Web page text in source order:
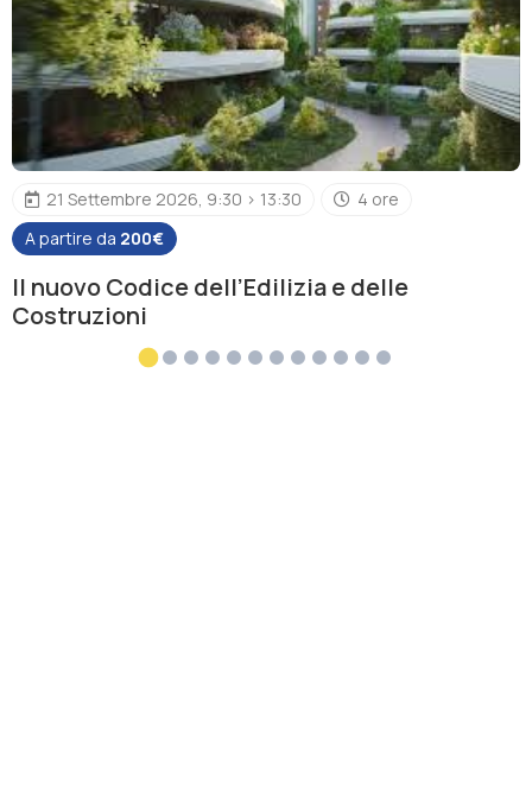
21 Settembre 2026, 9:30 > 13:30
4 ore
A partire da 200€
Il nuovo Codice dell’Edilizia e delle
Costruzioni